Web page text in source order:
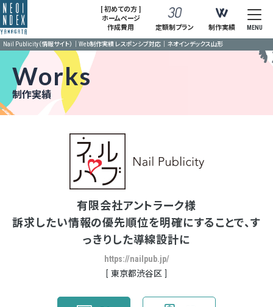
[ 初めての方 ]
ホームページ
作成費用
定額制プラン 制作実績 MENU
Nail Publicity（情報サイト）｜Web制作実績 レスポンシブ対応｜ネオインデックス山形
Works
制作実績
有限会社アントラーク様
訴求したい情報の優先順位を明確にすることで、す
っきりした導線設計に
https://nailpub.jp/
東京都渋谷区